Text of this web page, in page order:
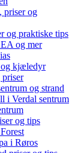
priser og
og praktiske tips
og mer
og kjæledyr
og strand
i Verdal sentrum
og tips
i Røros